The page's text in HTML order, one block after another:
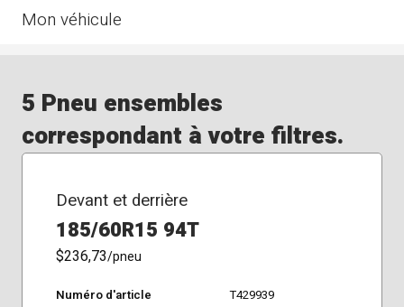
Mon véhicule
5 Pneu ensembles
correspondant à votre filtres.
Devant et derrière
185/60R15 94T
$236,73/pneu
Numéro d'article
T429939